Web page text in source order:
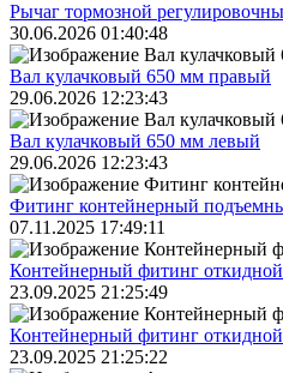
Рычаг тормозной
30.06.2026 01:40:48
Вал кулачковый 650 мм правый
29.06.2026 12:23:43
Вал кулачковый 650 мм левый
29.06.2026 12:23:43
Фитинг контейнерный
07.11.2025 17:49:11
Контейнерный фитинг
23.09.2025 21:25:49
Контейнерный фитинг
23.09.2025 21:25:22